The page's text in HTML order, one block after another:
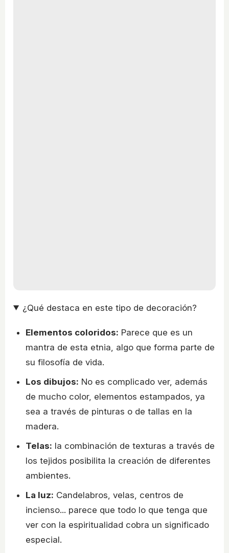
¿Qué destaca en este tipo de decoración?
Elementos coloridos: Parece que es un
mantra de esta etnia, algo que forma parte de
su filosofía de vida.
Los dibujos: No es complicado ver, además
de mucho color, elementos estampados, ya
sea a través de pinturas o de tallas en la
madera.
Telas: la combinación de texturas a través de
los tejidos posibilita la creación de diferentes
ambientes.
La luz: Candelabros, velas, centros de
incienso... parece que todo lo que tenga que
ver con la espiritualidad cobra un significado
especial.